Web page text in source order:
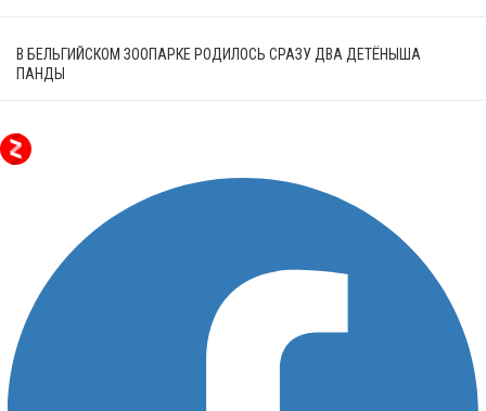
В БЕЛЬГИЙСКОМ ЗООПАРКЕ РОДИЛОСЬ СРАЗУ ДВА ДЕТЁНЫША
ПАНДЫ